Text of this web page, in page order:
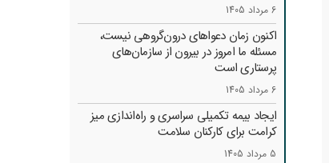
6 مرداد 1405
اکنون زمان دعواهای درون‌گروهی نیست،
مسئله ما امروز در بیرون از سازمان‌های
پرستاری است
6 مرداد 1405
ایجاد بیمه تکمیلی سراسری و راه‌اندازی میز
کرامت برای کارکنان سلامت
5 مرداد 1405